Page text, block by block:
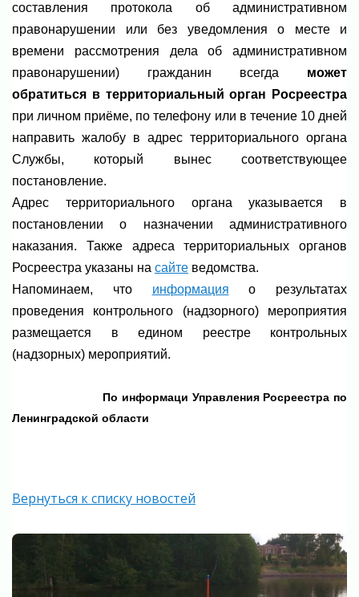
составления протокола об административном
правонарушении или без уведомления о месте и
времени рассмотрения дела об административном
правонарушении) гражданин всегда может
обратиться в территориальный орган Росреестра
при личном приёме, по телефону или в течение 10 дней
направить жалобу в адрес территориального органа
Службы, который вынес соответствующее
постановление.
Адрес территориального органа указывается в
постановлении о назначении административного
наказания. Также адреса территориальных органов
Росреестра указаны на сайте ведомства.
Напоминаем, что информация о результатах
проведения контрольного (надзорного) мероприятия
размещается в едином реестре контрольных
(надзорных) мероприятий.
По информаци Управления Росреестра по
Ленинградской области
Вернуться к списку новостей